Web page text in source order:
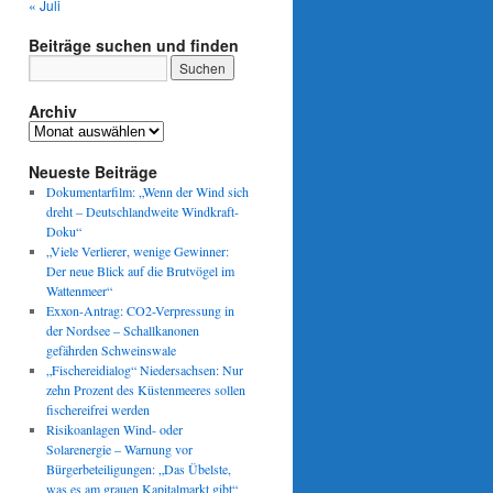
« Juli
Beiträge suchen und finden
Archiv
Archiv
Neueste Beiträge
Dokumentarfilm: „Wenn der Wind sich
dreht – Deutschlandweite Windkraft-
Doku“
„Viele Verlierer, wenige Gewinner:
Der neue Blick auf die Brutvögel im
Wattenmeer“
Exxon-Antrag: CO2-Verpressung in
der Nordsee – Schallkanonen
gefährden Schweinswale
„Fischereidialog“ Niedersachsen: Nur
zehn Prozent des Küstenmeeres sollen
fischereifrei werden
Risikoanlagen Wind- oder
Solarenergie – Warnung vor
Bürgerbeteiligungen: „Das Übelste,
was es am grauen Kapitalmarkt gibt“